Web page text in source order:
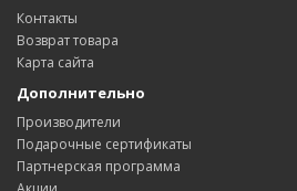
Контакты
Возврат товара
Карта сайта
Дополнительно
Производители
Подарочные сертификаты
Партнерская программа